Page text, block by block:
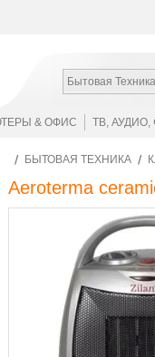
Бытовая Техника
& ОФИС ТВ, АУДИО,
БЫТОВАЯ ТЕХНИКА
Aeroterma